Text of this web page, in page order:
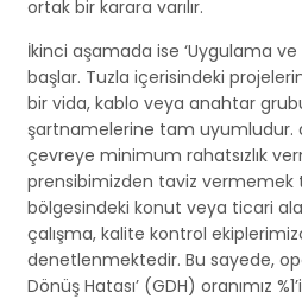
ortak bir karara varılır.
İkinci aşamada ise ‘Uygulama
başlar. Tuzla içerisindeki
bir vida, kablo veya anahtar
şartnamelerine tam uyumludur.
çevreye minimum rahatsızlık
prensibimizden taviz vermemek
bölgesindeki konut veya ticari
çalışma, kalite kontrol
denetlenmektedir. Bu sayede,
Dönüş Hatası’ (GDH) oranımız